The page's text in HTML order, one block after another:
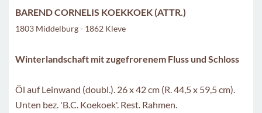
BAREND CORNELIS KOEKKOEK (ATTR.)
1803 Middelburg - 1862 Kleve
Winterlandschaft mit zugefrorenem Fluss und Schloss
Öl auf Leinwand (doubl.). 26 x 42 cm (R. 44,5 x 59,5 cm).
Unten bez. 'B.C. Koekoek'. Rest. Rahmen.